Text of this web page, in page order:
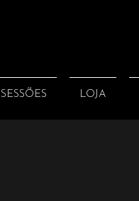
SESSÕES LOJA